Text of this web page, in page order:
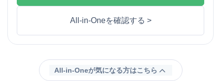
All-in-Oneを確認する >
All-in-Oneが気になる方はこちら